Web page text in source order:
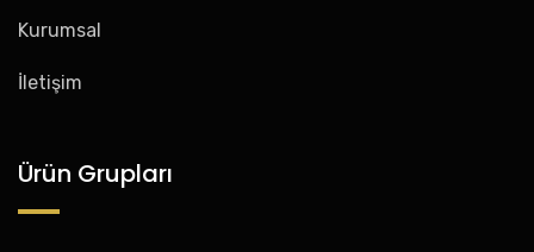
Kurumsal
İletişim
Ürün Grupları